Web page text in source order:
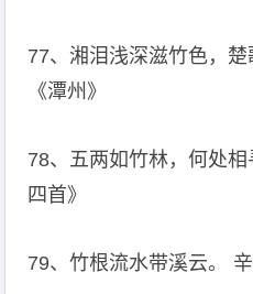
77、湘泪浅深滋竹色，
《潭州》
78、五两如竹林，何处
四首》
79、竹根流水带溪云。